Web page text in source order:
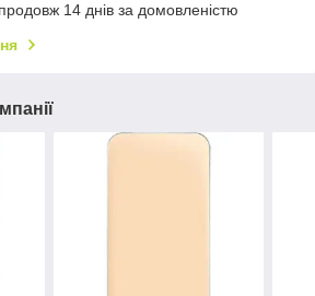
14 днів за домовленістю